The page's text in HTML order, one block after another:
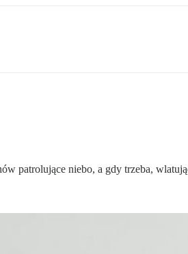
patrolujące niebo, a gdy trzeba,